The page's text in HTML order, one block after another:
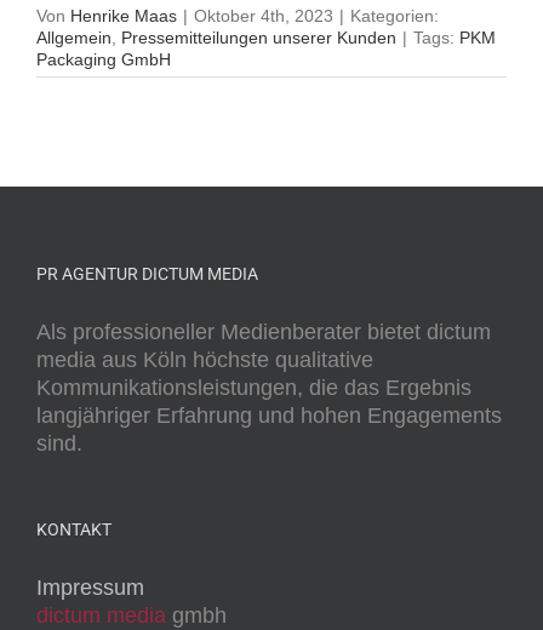
Von Henrike Maas | Oktober 4th, 2023 | Kategorien:
Allgemein, Pressemitteilungen unserer Kunden | Tags: PKM
Packaging GmbH
PR AGENTUR DICTUM MEDIA
Als professioneller Medienberater bietet dictum
media aus Köln höchste qualitative
Kommunikationsleistungen, die das Ergebnis
langjähriger Erfahrung und hohen Engagements
sind.
KONTAKT
Impressum
dictum media gmbh